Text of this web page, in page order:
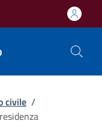
civile /